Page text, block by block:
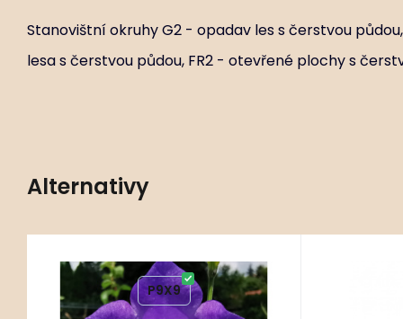
Stanovištní okruhy G2 - opadav les s čerstvou
lesa s čerstvou půdou, FR2 - otevřené plochy s
Alternativy
Campanula persicifolia
‘Caerulea’
Kód:ART01008
3 ks
P9X9
Stanovištní okruhy G2 - opadav les